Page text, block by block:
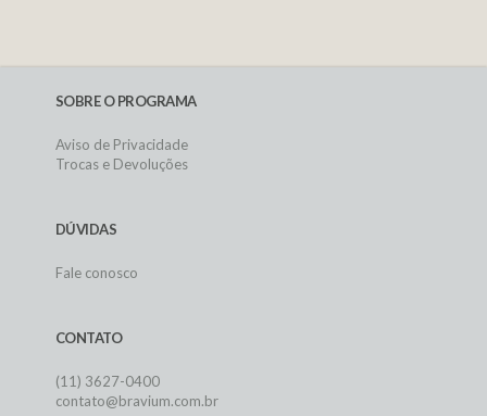
SOBRE O PROGRAMA
Aviso de Privacidade
Trocas e Devoluções
DÚVIDAS
Fale conosco
CONTATO
(11) 3627-0400
contato@bravium.com.br